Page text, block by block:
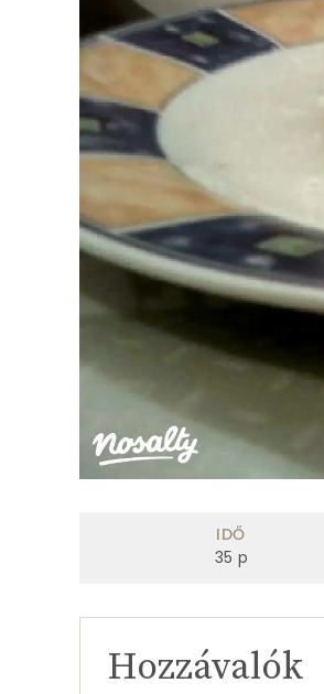
IDŐ
35 p
Hozzávalók